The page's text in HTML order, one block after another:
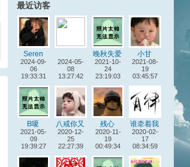
最近访客
Seren
2024-09-
06
19:33:31
2024-05-
08
13:27:42
晚秋失爱
意
2021-10-
24
23:19:03
小甘
2021-08-
19
03:45:57
B嗄
2021-05-
09
19:39:27
八戒你又
调皮
2020-12-
25
22:27:39
残心
2020-11-
19
00:49:34
谁牵着我
的狗
2020-02-
17
08:34:59